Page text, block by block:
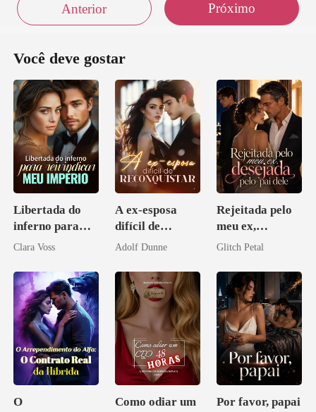
Anterior Próximo
Você deve gostar
Libertada do
inferno para
reivindicar meu
Clara Voss
A ex-esposa
difícil de
reconquistar
Adolf Dunne
Rejeitada pelo
meu ex,
desejada pelo
Glitch Petal
O
Como odiar um
Por favor, papai